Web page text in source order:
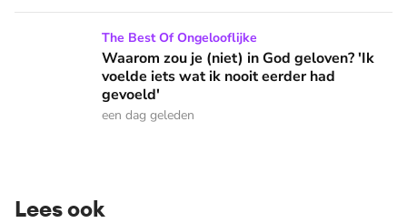
Waarom zou je (niet) in God geloven? 'Ik voelde iets wat
The Best Of Ongelooflijke
Waarom zou je (niet) in God geloven? 'Ik
voelde iets wat ik nooit eerder had
gevoeld'
een dag geleden
Lees ook